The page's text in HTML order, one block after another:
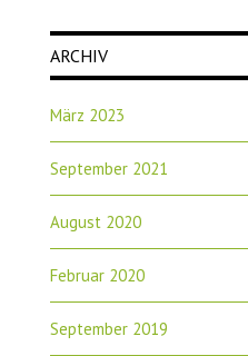
ARCHIV
März 2023
September 2021
August 2020
Februar 2020
September 2019